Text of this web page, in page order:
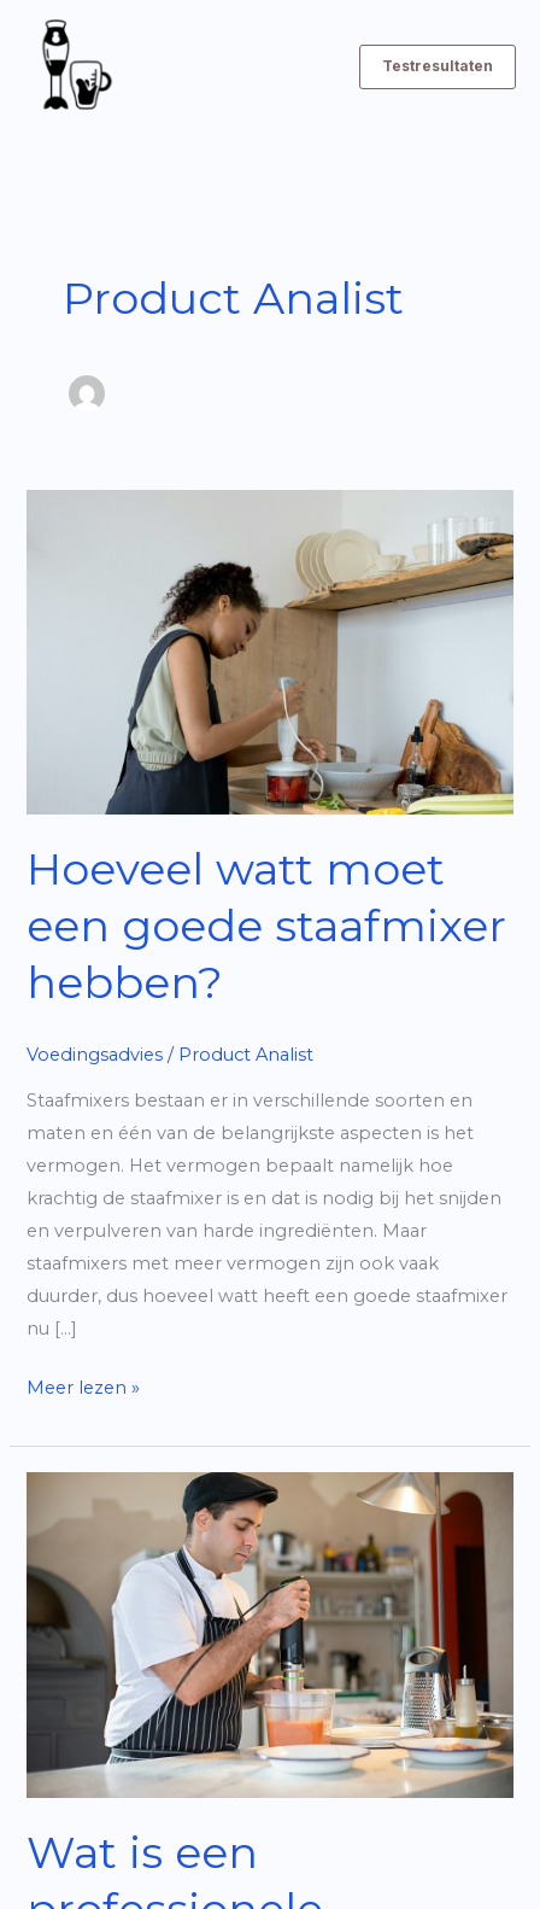
inhoud
Testresultaten
Product Analist
Hoeveel watt moet
een goede staafmixer
hebben?
Voedingsadvies / Product Analist
Staafmixers bestaan er in verschillende soorten en
maten en één van de belangrijkste aspecten is het
vermogen. Het vermogen bepaalt namelijk hoe
krachtig de staafmixer is en dat is nodig bij het snijden
en verpulveren van harde ingrediënten. Maar
staafmixers met meer vermogen zijn ook vaak
duurder, dus hoeveel watt heeft een goede staafmixer
nu […]
Hoeveel
moet
goede
hebben?
Meer lezen »
Wat is een